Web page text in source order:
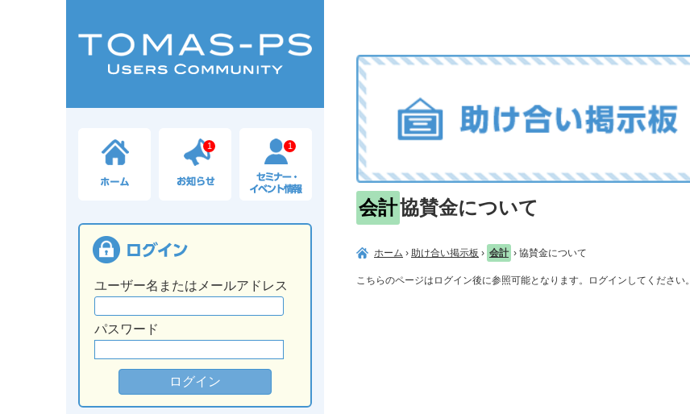
1 1
ユーザー名またはメールアドレス
パスワード
会計協賛金について
ホーム › 助け合い掲示板 › 会計 › 協賛金について
こちらのページはログイン後に参照可能となります。ログインしてください。